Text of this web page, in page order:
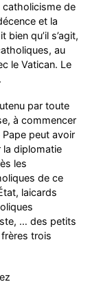
de
et la
bien qu’il s’agit,
au
le Vatican. Le
par toute
à commencer
Pape peut avoir
la diplomatie
les
de ce
laicards
… des petits
trois